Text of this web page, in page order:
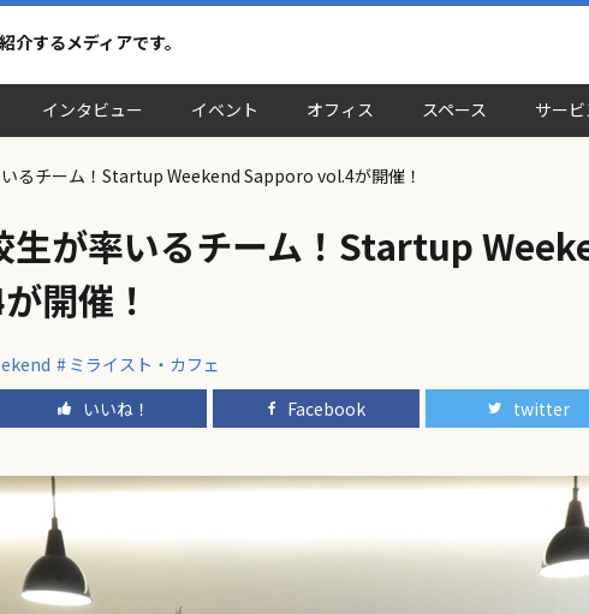
するメディアです。
インタビュー イベント オフィス スペース サービ
るチーム！Startup Weekend Sapporo vol.4が開催！
生が率いるチーム！Startup
開催！
ミライスト・カフェ